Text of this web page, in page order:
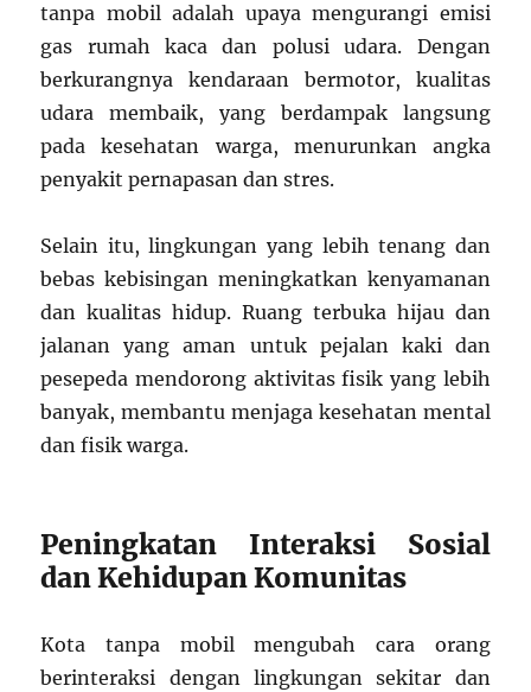
tanpa mobil adalah upaya mengurangi emisi
gas rumah kaca dan polusi udara. Dengan
berkurangnya kendaraan bermotor, kualitas
udara membaik, yang berdampak langsung
pada kesehatan warga, menurunkan angka
penyakit pernapasan dan stres.
Selain itu, lingkungan yang lebih tenang dan
bebas kebisingan meningkatkan kenyamanan
dan kualitas hidup. Ruang terbuka hijau dan
jalanan yang aman untuk pejalan kaki dan
pesepeda mendorong aktivitas fisik yang lebih
banyak, membantu menjaga kesehatan mental
dan fisik warga.
Peningkatan Interaksi Sosial
dan Kehidupan Komunitas
Kota tanpa mobil mengubah cara orang
berinteraksi dengan lingkungan sekitar dan